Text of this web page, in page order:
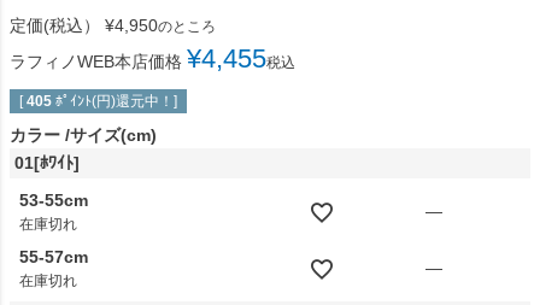
定価(税込） ¥4,950のところ
ラフィノWEB本店価格 ¥4,455税込
[ 405 ﾎﾟｲﾝﾄ(円)還元中！]
カラー サイズ(cm)
01[ﾎﾜｲﾄ]
53-55cm
在庫切れ
—
55-57cm
在庫切れ
—